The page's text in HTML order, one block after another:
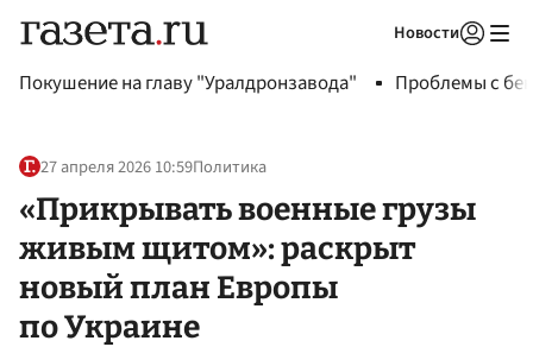
Новости
Покушение на главу "Уралдронзавода" Проблемы с
27 апреля 2026 10:59Политика
«Прикрывать военные грузы
живым щитом»: раскрыт
новый план Европы
по Украине